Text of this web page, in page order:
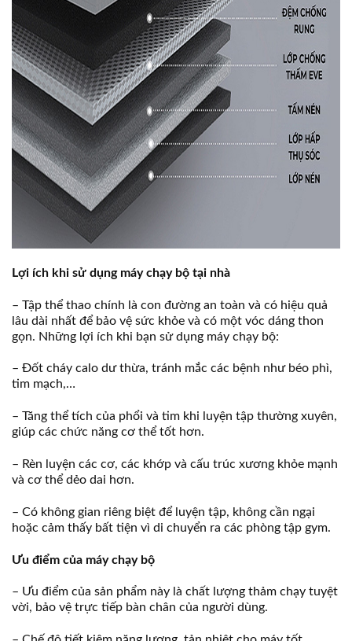
Lợi ích khi sử dụng máy chạy bộ tại nhà
– Tập thể thao chính là con đường an toàn và có hiệu quả
lâu dài nhất để bảo vệ sức khỏe và có một vóc dáng thon
gọn. Những lợi ích khi bạn sử dụng máy chạy bộ:
– Đốt cháy calo dư thừa, tránh mắc các bệnh như béo phì,
tim mạch,…
– Tăng thể tích của phổi và tim khi luyện tập thường xuyên,
giúp các chức năng cơ thể tốt hơn.
– Rèn luyện các cơ, các khớp và cấu trúc xương khỏe mạnh
và cơ thể dẻo dai hơn.
– Có không gian riêng biệt để luyện tập, không cần ngại
hoặc cảm thấy bất tiện vì di chuyển ra các phòng tập gym.
Ưu điểm của máy chạy bộ
– Ưu điểm của sản phẩm này là chất lượng thảm chạy tuyệt
vời, bảo vệ trực tiếp bàn chân của người dùng.